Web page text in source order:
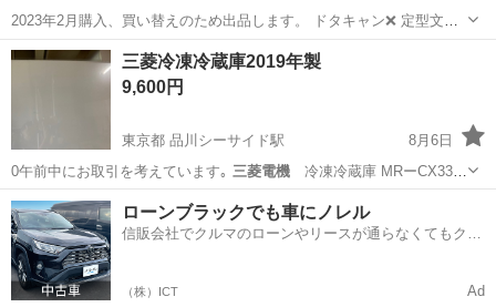
2023年2月購入、買い替えのため出品します。 ドタキャン❌ 定型文問
い合わせ❌ 引渡し時先払い。 部屋からの運び出しができる方のみ。戸
建て１階リビング掃き出し窓から出して頂けます。タイルデッキあり
ますので慣れている方お願い...
三重 津市 伊勢上野駅 生活家電
三菱冷凍冷蔵庫2019年製
9,600円
東京都 品川シーサイド駅
8月6日
0午前中にお取引を考えています｡ 三菱電機冷凍冷蔵庫 MRーCX33D
ーW …
東京 品川区 品川シーサイド駅 キッチン家電
ローンブラックでも車にノレル
信販会社でクルマのローンやリースが通らなくてもクル
（株）ICT Ad